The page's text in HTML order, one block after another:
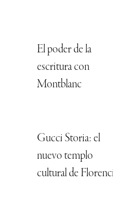
El poder de la
escritura con
Montblanc
Gucci Storia: el
nuevo templo
cultural de